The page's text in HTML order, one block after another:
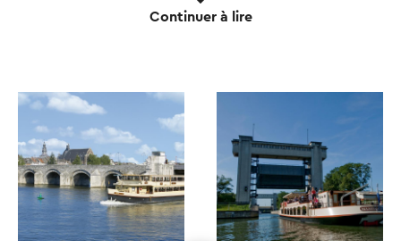
excursion d'une journée complète à Liège avec du
Vous pouvez bien sûr explorer le centre-ville de
Maastricht avec les robustes bus scolaires
américains. Au cours de la visite de 45 minutes,
vous visiterez non seulement le vieux Maastricht,
mais aussi le nouveau quartier de la ville
Ceramique et passerez devant le bâtiment du
gouvernement.
Continuer à lire